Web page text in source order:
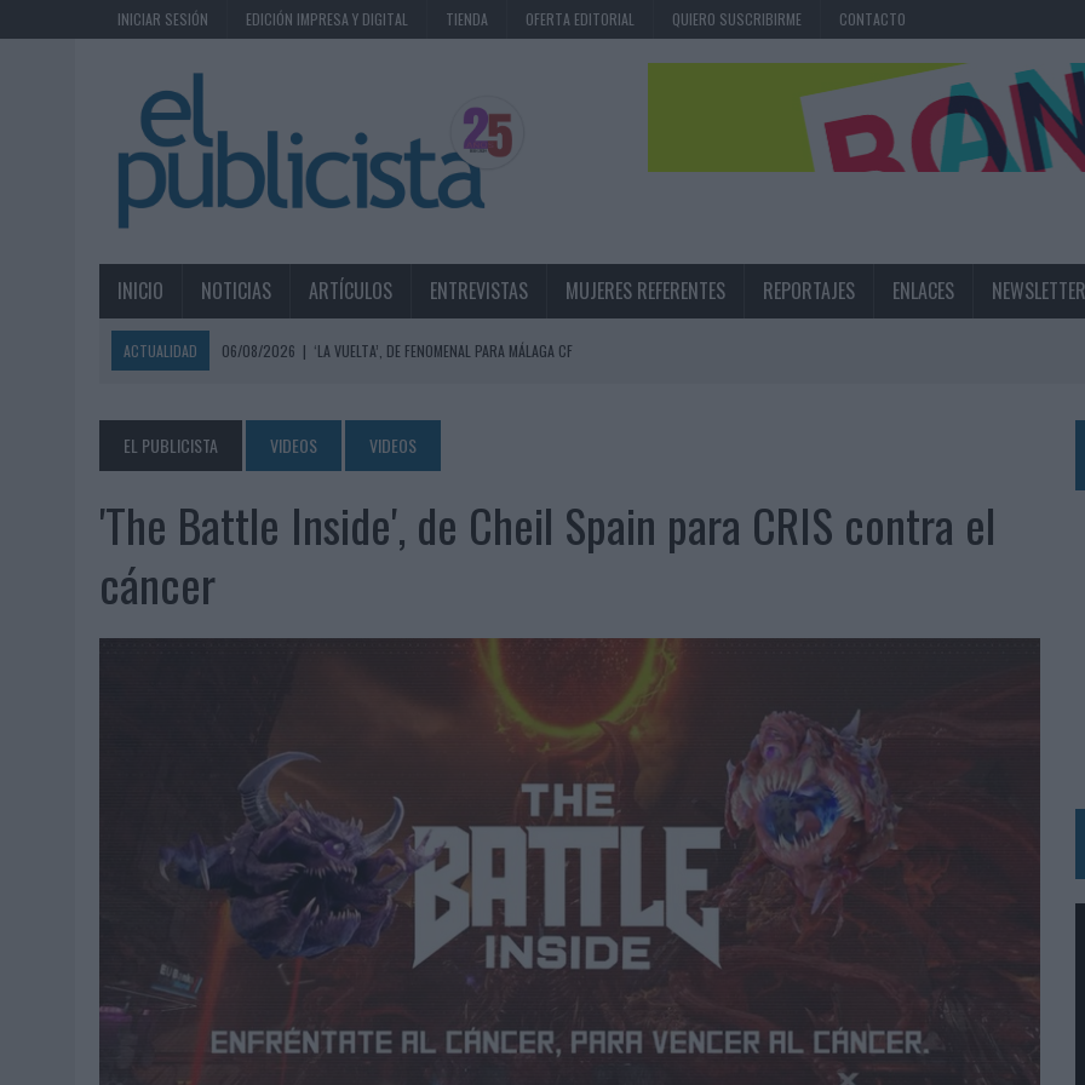
INICIAR SESIÓN EDICIÓN IMPRESA Y DIGITAL TIENDA OFERTA EDITORIAL QUIERO SUSCRIBIRME CONTACTO
INICIO NOTICIAS ARTÍCULOS ENTREVISTAS MUJERES REFERENTES REPORTAJES ENLACES NEWSLETTER
ACTUALIDAD 06/08/2026 | ‘LA VUELTA’, DE FENOMENAL PARA MÁLAGA CF
06/08/2026 | LA TELEVISIÓN SIGUE LIDERANDO EL CONSUMO DE MEDIOS EN VERANO Y SUPERA AL MÓVIL COMO DISPOSITIVO MÁS UTILIZADO
06/08/2026
EL USO DE LA IA GENERATIVA ALCANZA YA AL 62% DE LOS ESPAÑOLES
06/08/2026 | SYSTEM1 NOMBRA A KIMBERLY BASTONI COMO NUEVA DIRECTORA COMERCIAL GLOBAL
06/08/2026
BEON WORLDWIDE LANZA RAÍZ URBANA PARA TRANSFORMAR EL PATRIMONIO HISTÓRICO EN ACTIVOS CULTURALES Y ECONÓMICOS
FABRA COMUNICACIÓN INCORPORA A CASONÁ Y ASUME LA GESTIÓN DE SUS RELACIONES CON LOS MEDIOS
LOPESAN HOTELS & RESORTS ACERCA EL PARAÍSO CANARIO EN SU ÚLTIMA CAMPAÑA INTERNACIONAL
LUIS ARQUILLOS (BURGO DE ARIAS): “LA CONSTRUCCIÓN DE MARCA A LARGO PLAZO Y LA MEDICIÓN SON DOS CARAS DE LA MISMA
04/08/2026
|
‘EL PARAÍSO MÁS CERCA’, DE 22GRADOS PARA LOPESAN HOTELS & RESORTS
‘LA ÚNICA CERVEZA DEL MUNDO QUE SE DISFRUTA DOS VECES’, DE INUSUALY PARA CERVEZA CAPAZ
‘EL FÚTBOL SIN LAS PERSONAS’, DE DENTSU CREATIVE PARA ORANGE
04/08/2026
CAPAZ, LA CERVEZA QUE CONVIERTE CADA BOTELLA EN UNA OPORTUNIDAD DE INCLUSIÓN
BABARIA Y MAXIBON SON ‘EL MATCH PERFECTO DEL VERANO’
EL PUBLICISTA VIDEOS VIDEOS
'The Battle Inside', de Cheil Spain para CRIS contra el
cáncer